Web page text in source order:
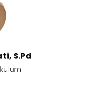
S.Pd